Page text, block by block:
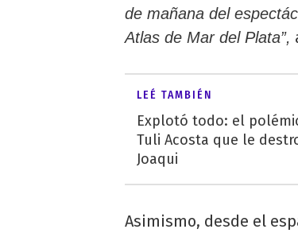
de mañana del
Atlas de Mar del Plata”,
LEÉ TAMBIÉN
Explotó todo: el
Tuli Acosta que le
Joaqui
Asimismo, desde el